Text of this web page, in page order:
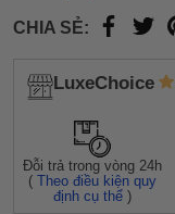
CHIA SẺ:
LuxeChoice
Đỗi trả trong vòng 24h
(Theo điều kiện quy
định cụ thể )